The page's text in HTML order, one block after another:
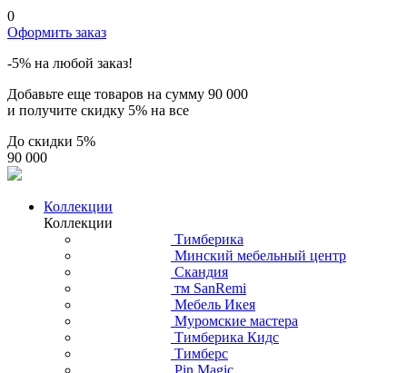
0
Оформить заказ
-5% на любой заказ!
Добавьте еще товаров на сумму 90 000
и получите скидку 5% на все
До скидки 5%
90 000
Коллекции
Коллекции
Тимберика
Минский мебельный центр
Скандия
тм SanRemi
Мебель Икея
Муромские мастера
Тимберика Кидс
Тимберс
Pin Magic